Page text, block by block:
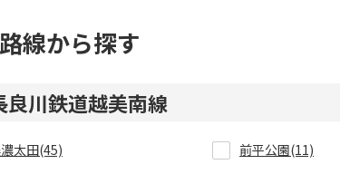
線から探す
良川鉄道越美南線
太田(45) 前平公園(11)